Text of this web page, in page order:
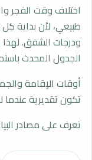
اختلاف وقت الفجر
طبيعي، لأن بداية
ودرجات الشفق. لهذا
الجدول المحدث
أوقات الإقامة
تكون تقديرية
تعرف على مصادر